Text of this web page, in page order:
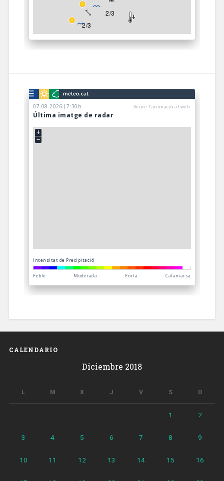
CALENDARIO
Diciembre 2018
L M X J V S D
1 2
3 4 5 6 7 8 9
10 11 12 13 14 15 16